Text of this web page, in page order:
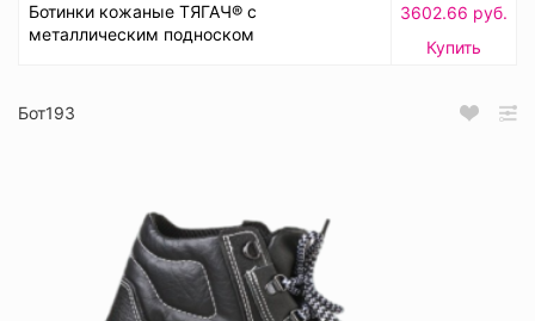
Ботинки кожаные ТЯГАЧ® с
металлическим подноском
3602.66 руб.
Купить
Бот193